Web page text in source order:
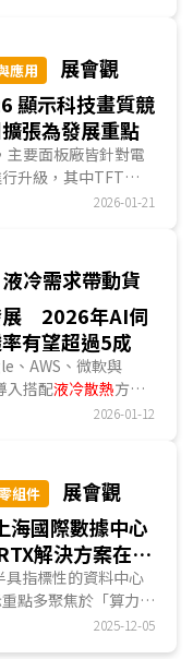
，由於中國當地電子
供應當地為主；此
國當地自動化設備，
應用
展會觀
顯示科技畫質競
張為發展重點
主要面板廠皆針對電
升級，其中TFT
色彩表現與對比值；
板的低反射率表面
手機、穿戴用
技術擴張至IT應用。
、Micro OLED及
析度與色彩表現。
2026-01-21
液冷需求帶動貨
展 2026年AI伺
有望超過5成
、AWS、微軟與
入搭配液冷散熱方案
別零組件的升級，
5成...
2026-01-12
組件
展會觀
海國際數據中心
解決方案在中
L2L為中國主
指標性的資料中心
點多聚焦於「算力方
分，儘目前管2025-12-05